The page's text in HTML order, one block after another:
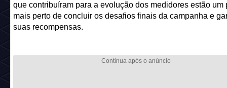
que contribuíram para a evolução dos medidores estão um
mais perto de concluir os desafios finais da campanha e
suas recompensas.